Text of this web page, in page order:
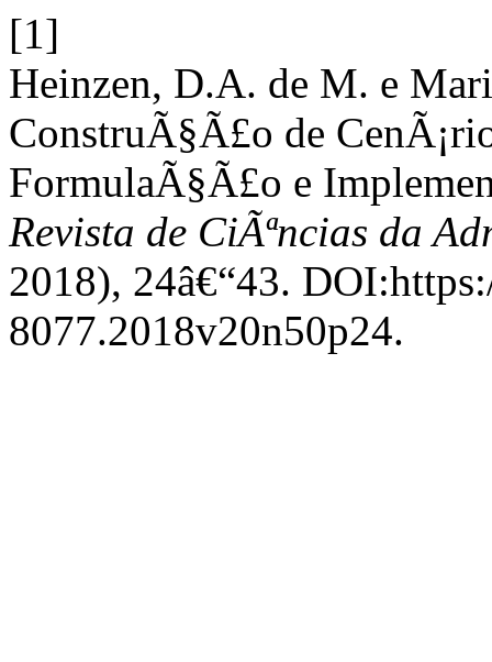
[1]
Heinzen, D.A. de M. e
ConstruÃ§Ã£o de
FormulaÃ§Ã£o e
Revista de CiÃªncias da
2018), 24â€“43.
8077.2018v20n50p24.